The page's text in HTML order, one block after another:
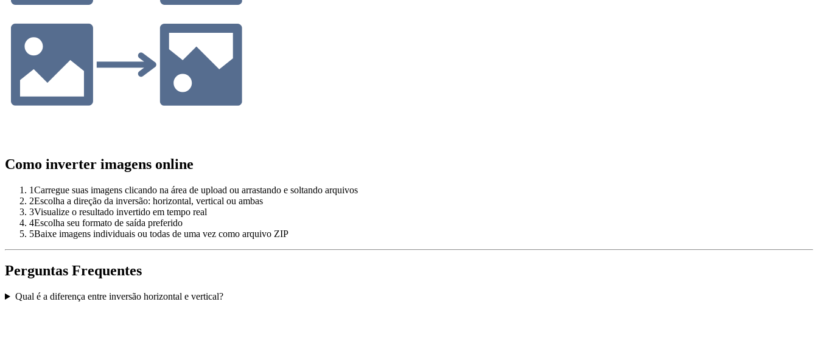
Como inverter imagens online
1Carregue suas imagens clicando na área de upload ou arrastando e soltando arquivos
2Escolha a direção da inversão: horizontal, vertical ou ambas
3Visualize o resultado invertido em tempo real
4Escolha seu formato de saída preferido
5Baixe imagens individuais ou todas de uma vez como arquivo ZIP
Perguntas Frequentes
Qual é a diferença entre inversão horizontal e vertical?